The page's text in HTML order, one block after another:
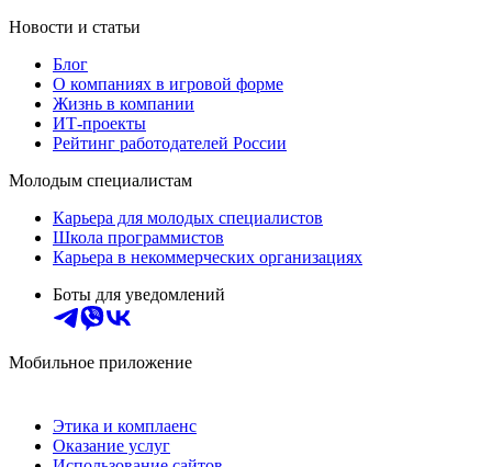
Новости и статьи
Блог
О компаниях в игровой форме
Жизнь в компании
ИТ-проекты
Рейтинг работодателей России
Молодым специалистам
Карьера для молодых специалистов
Школа программистов
Карьера в некоммерческих организациях
Боты для уведомлений
Мобильное приложение
Этика и комплаенс
Оказание услуг